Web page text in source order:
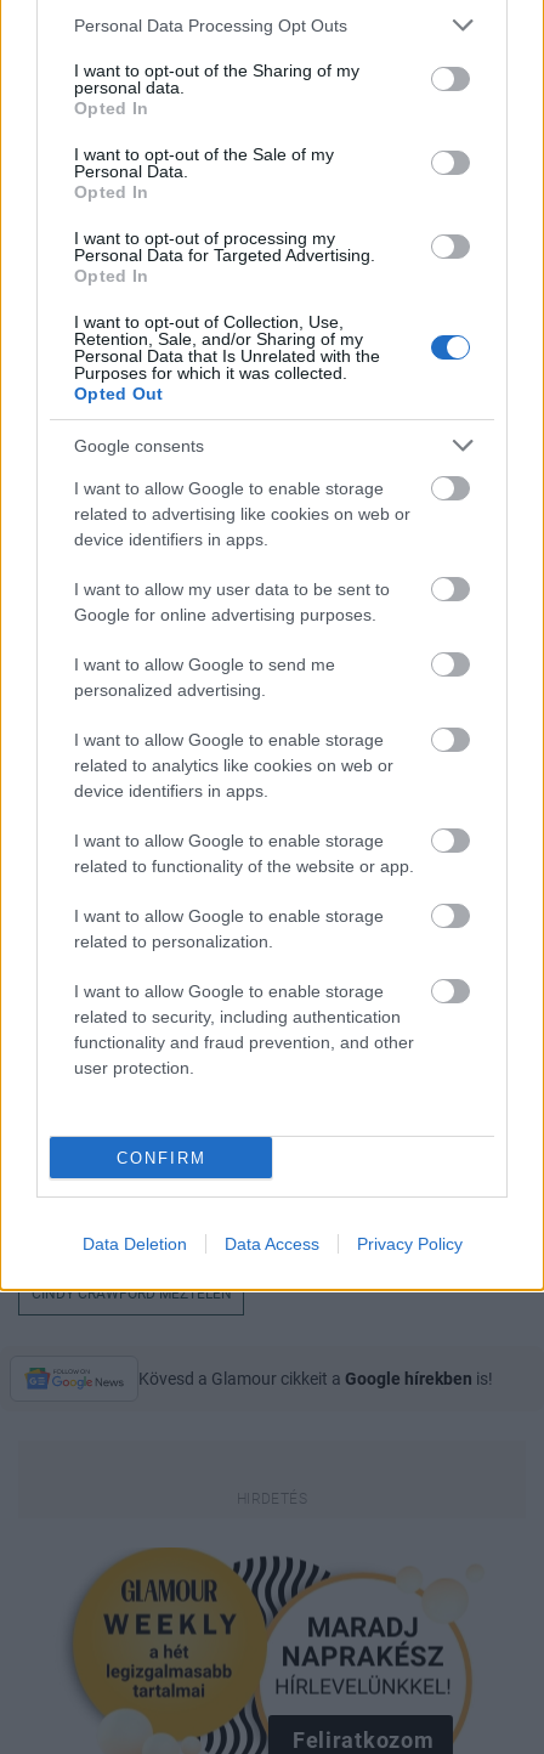
Please note that this website/app uses one or more Google
not limited to your visit or usage behaviour. You may click to
grant or deny consent to Google and its third-party tags to
use your data for below specified purposes in below Google
consent section.
Personal Data Processing Opt Outs
I want to opt-out of the Sharing of my
personal data.
Opted In
I want to opt-out of the Sale of my
Personal Data.
Opted In
I want to opt-out of processing my
Personal Data for Targeted Advertising.
Opted In
I want to opt-out of Collection, Use,
Retention, Sale, and/or Sharing of my
Personal Data that Is Unrelated with the
Purposes for which it was collected.
Opted Out
Google consents
I want to allow Google to enable storage
related to advertising like cookies on web or
device identifiers in apps.
I want to allow my user data to be sent to
Google for online advertising purposes.
I want to allow Google to send me
personalized advertising.
I want to allow Google to enable storage
related to analytics like cookies on web or
device identifiers in apps.
I want to allow Google to enable storage
related to functionality of the website or app.
I want to allow Google to enable storage
related to personalization.
I want to allow Google to enable storage
related to security, including authentication
functionality and fraud prevention, and other
user protection.
CONFIRM
Data Deletion Data Access Privacy Policy
dúskeblű Upton idén tarolni fog!
A szőke kebelcsoda levetkőzött!
Megosztás
Küldés
Messengeren
Itt állíthatod be , hogy a Google
keresőben könnyebben megtaláld a
glamour.hu cikkeit
KATE UPTON MAGAZIN CÍMLAP
CINDY CRAWFORD MEZTELEN
Kövesd a Glamour cikkeit a Google hírekben is!
Feliratkozom